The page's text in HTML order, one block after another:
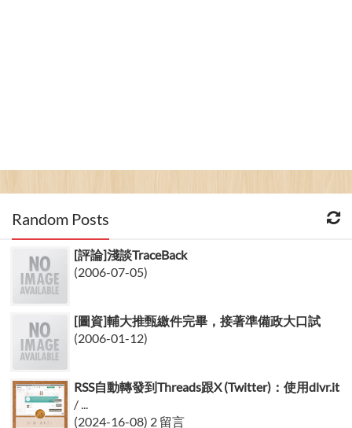
Random Posts
[評論]淺談TraceBack
(2006-07-05)
[圖資]輔大推甄繳件完畢，接著準備政大口試
(2006-01-12)
RSS自動轉發到Threads跟X (Twitter)：使用dlvr.it
/ ...
(2024-16-08) 2 留言